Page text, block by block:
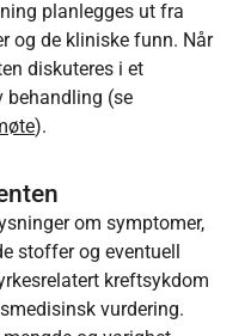
planlegges ut fra
og de kliniske funn. Når
diskuteres i et
(se
).
om symptomer,
stoffer og eventuell
kreftsykdom
vurdering.